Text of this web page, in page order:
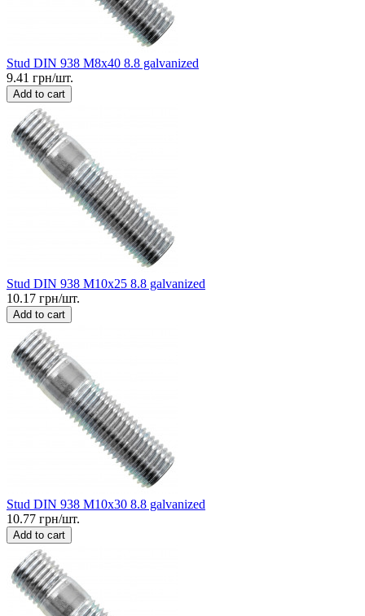
Stud DIN 938 M8x40 8.8 galvanized
9.41 грн/шт.
Add to cart
Stud DIN 938 M10x25 8.8 galvanized
10.17 грн/шт.
Add to cart
Stud DIN 938 M10x30 8.8 galvanized
10.77 грн/шт.
Add to cart